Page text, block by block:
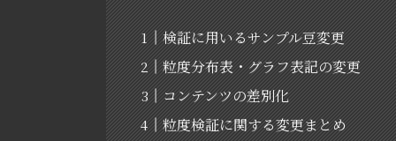
検証に用いるサンプル豆変更
粒度分布表・グラフ表記の変更
コンテンツの差別化
粒度検証に関する変更まとめ